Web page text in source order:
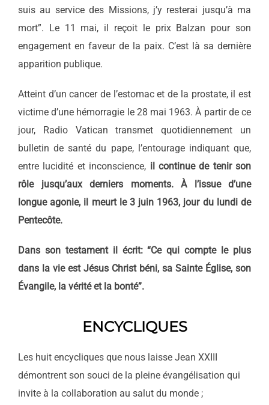
suis au service des Missions, j’y resterai jusqu’à ma
mort”. Le 11 mai, il reçoit le prix Balzan pour son
engagement en faveur de la paix. C’est là sa dernière
apparition publique.
Atteint d’un cancer de l’estomac et de la prostate, il est
victime d’une hémorragie le 28 mai 1963. À partir de ce
jour, Radio Vatican transmet quotidiennement un
bulletin de santé du pape, l’entourage indiquant que,
entre lucidité et inconscience, il continue de tenir son
rôle jusqu’aux derniers moments. À l’issue d’une
longue agonie, il meurt le 3 juin 1963, jour du lundi de
Pentecôte.
Dans son testament il écrit: “Ce qui compte le plus
dans la vie est Jésus Christ béni, sa Sainte Église, son
Évangile, la vérité et la bonté”.
ENCYCLIQUES
Les huit encycliques que nous laisse Jean XXIII
démontrent son souci de la pleine évangélisation qui
invite à la collaboration au salut du monde ;